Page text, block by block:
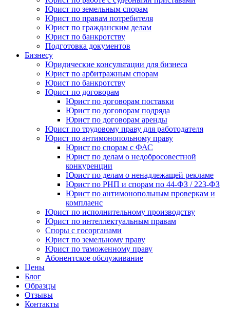
Юрист по земельным спорам
Юрист по правам потребителя
Юрист по гражданским делам
Юрист по банкротству
Подготовка документов
Бизнесу
Юридические консультации для бизнеса
Юрист по арбитражным спорам
Юрист по банкротству
Юрист по договорам
Юрист по договорам поставки
Юрист по договорам подряда
Юрист по договорам аренды
Юрист по трудовому праву для работодателя
Юрист по антимонопольному праву
Юрист по спорам с ФАС
Юрист по делам о недобросовестной
конкуренции
Юрист по делам о ненадлежащей рекламе
Юрист по РНП и спорам по 44-ФЗ / 223-ФЗ
Юрист по антимонопольным проверкам и
комплаенс
Юрист по исполнительному производству
Юрист по интеллектуальным правам
Споры с госорганами
Юрист по земельному праву
Юрист по таможенному праву
Абонентское обслуживание
Цены
Блог
Образцы
Отзывы
Контакты